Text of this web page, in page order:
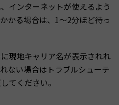
インターネットが使えるよう
かる場合は、1〜2分ほど待っ
現地キャリア名が表示されれ
ない場合はトラブルシューテ
てください。